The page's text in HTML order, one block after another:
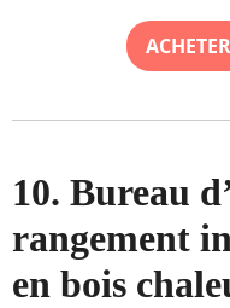
10. Bureau
rangement
en bois